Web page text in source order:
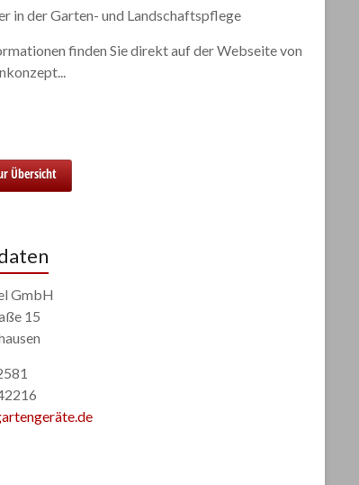
in der Garten- und Landschaftspflege
finden Sie direkt auf der Webseite von
Übersicht
GmbH
15